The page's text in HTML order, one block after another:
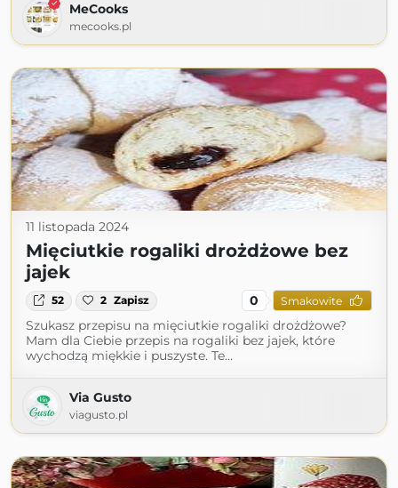
MeCooks
mecooks.pl
11 listopada 2024
Mięciutkie rogaliki drożdżowe bez
jajek
52 2 Zapisz 0 Smakowite
Szukasz przepisu na mięciutkie rogaliki drożdżowe?
Mam dla Ciebie przepis na rogaliki bez jajek, które
wychodzą miękkie i puszyste. Te…
Via Gusto
viagusto.pl